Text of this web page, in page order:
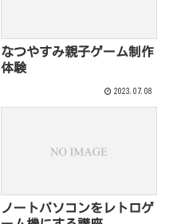
なつやすみ親子ゲーム制作
体験
2023.07.08
ノートパソコンをレトロゲ